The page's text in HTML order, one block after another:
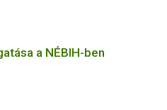
a NÉBIH-ben